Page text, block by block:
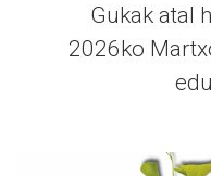
Gukak atal
2026ko